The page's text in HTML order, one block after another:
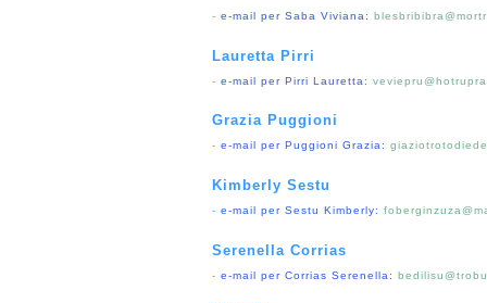
- e-mail per Saba Viviana:
Lauretta Pirri
- e-mail per Pirri Lauretta:
Grazia Puggioni
- e-mail per Puggioni Grazia:
Kimberly Sestu
- e-mail per Sestu Kimberly:
Serenella Corrias
- e-mail per Corrias Serenella: